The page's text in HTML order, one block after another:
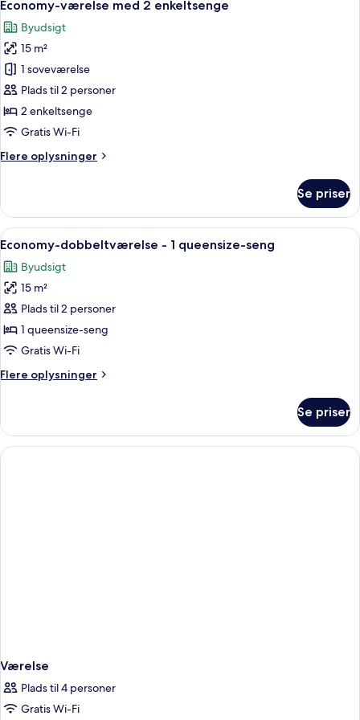
alle
billeder
af
Economy-
værelse
med
2
Economy-værelse med 2 enkeltsenge
Byudsigt
15 m²
1 soveværelse
Plads til 2 personer
2 enkeltsenge
Gratis Wi-Fi
Flere oplysninger
Flere
værelse
med
2
enkeltsenge
Se priser
Indlæs
alle
billeder
af
Economy-
dobbeltværelse
-
queensize-
Et hotelværelse med en seng, en
15
Economy-dobbeltværelse - 1 queensize-seng
Byudsigt
15 m²
Plads til 2 personer
1 queensize-seng
Gratis Wi-Fi
Flere oplysninger
Flere
dobbeltværelse
1
Se priser
Værelse
Plads til 4 personer
Gratis Wi-Fi